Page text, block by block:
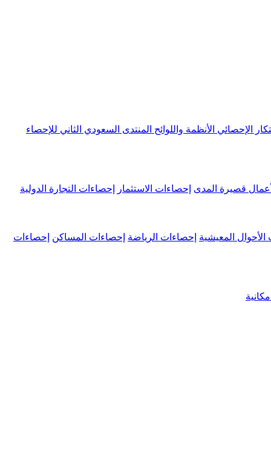
الإحصائي الأنظمة واللوائح المنتدى السعودي الثاني للإحصاء
قصيرة المدى إحصاءات الاستثمار إحصاءات التجارة الدولية
الأحوال المعيشية إحصاءات الرياضة إحصاءات المساكن إحصاءات